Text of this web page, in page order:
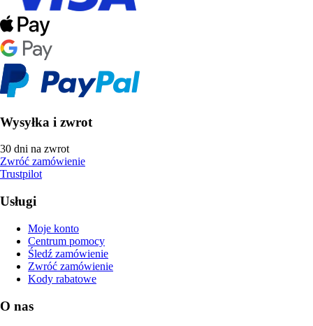
Wysyłka i zwrot
30 dni na zwrot
Zwróć zamówienie
Trustpilot
Usługi
Moje konto
Centrum pomocy
Śledź zamówienie
Zwróć zamówienie
Kody rabatowe
O nas